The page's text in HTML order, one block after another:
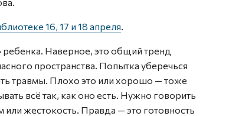
16, 17 и 18 апреля.
ребенка. Наверное, это общий тренд
пространства. Попытка уберечься
травмы. Плохо это или хорошо — тоже
всё так, как оно есть. Нужно говорить
или жестокость. Правда — это готовность